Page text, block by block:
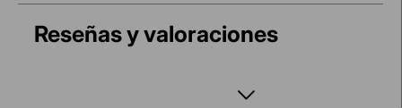
Reseñas y valoraciones